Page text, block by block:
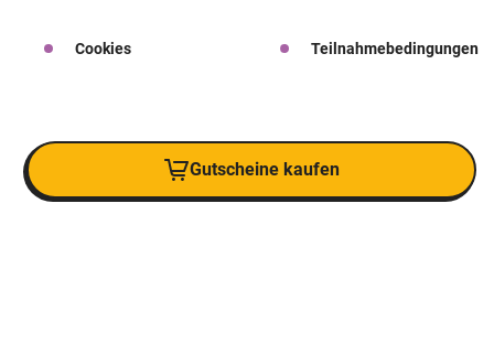
Cookies Teilnahmebedingungen
Gutscheine kaufen